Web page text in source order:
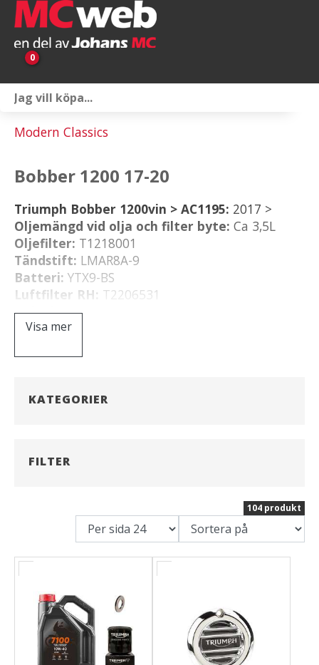
0
Universaltillbehör
Modern Classics
Bobber 1200 17-20
Triumph Bobber 1200vin > AC1195: 2017 >
Oljemängd vid olja och filter byte: Ca 3,5L
Oljefilter: T1218001
Tändstift: LMAR8A-9
Batteri: YTX9-BS
Luftfilter RH: T2206531
Luftfilter LH:
Bromsbelägg bak:
Visa mer
KATEGORIER
FILTER
104 produkt